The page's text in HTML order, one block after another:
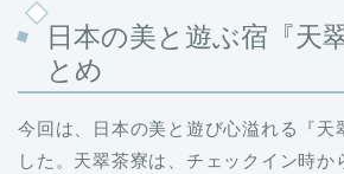
日本の美と遊ぶ宿『天
とめ
今回は、日本の美と遊び心溢れる『天
した。天翠茶寮は、チェックイン時か